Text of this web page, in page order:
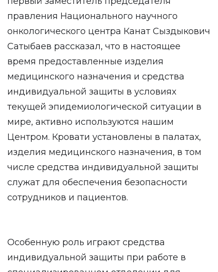
правления Национального научного
онкологического центра Канат Сыздыкович
Сатыбаев рассказал, что в настоящее
время предоставленные изделия
медицинского назначения и средства
индивидуальной защиты в условиях
текущей эпидемиологической ситуации в
мире, активно используются нашим
Центром. Кровати установлены в палатах,
изделия медицинского назначения, в том
числе средства индивидуальной защиты
служат для обеспечения безопасности
сотрудников и пациентов.
Особенную роль играют средства
индивидуальной защиты при работе в